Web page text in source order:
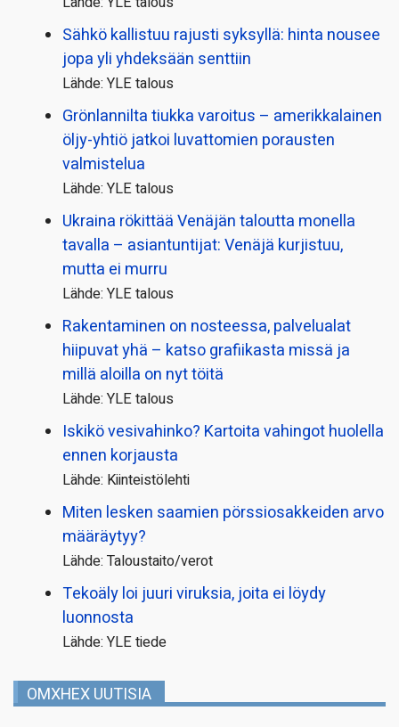
Sähkö kallistuu rajusti syksyllä: hinta nousee
jopa yli yhdeksään senttiin
Lähde: YLE talous
Grönlannilta tiukka varoitus – amerikkalainen
öljy-yhtiö jatkoi luvattomien porausten
valmistelua
Lähde: YLE talous
Ukraina rökittää Venäjän taloutta monella
tavalla – asiantuntijat: Venäjä kurjistuu,
mutta ei murru
Lähde: YLE talous
Rakentaminen on nosteessa, palvelualat
hiipuvat yhä – katso grafiikasta missä ja
millä aloilla on nyt töitä
Lähde: YLE talous
Iskikö vesivahinko? Kartoita vahingot huolella
ennen korjausta
Lähde: Kiinteistölehti
Miten lesken saamien pörssi­osakkeiden arvo
määräytyy?
Lähde: Taloustaito/verot
Tekoäly loi juuri viruksia, joita ei löydy
luonnosta
Lähde: YLE tiede
OMXHEX UUTISIA